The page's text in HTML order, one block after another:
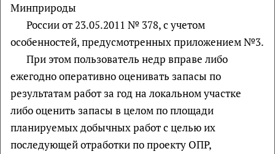
Минприроды
России от 23.05.2011 № 378, с учетом
особенностей, предусмотренных приложением №3.
При этом пользователь недр вправе либо
ежегодно оперативно оценивать запасы по
результатам работ за год на локальном участке
либо оценить запасы в целом по площади
планируемых добычных работ с целью их
последующей отработки по проекту ОПР,